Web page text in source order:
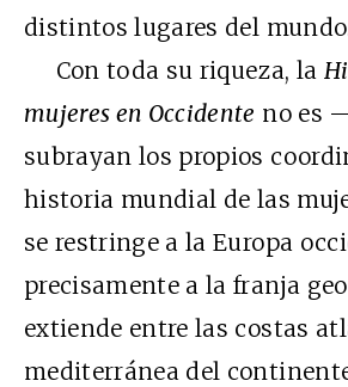
distintos lugares del
Con toda su riqueza, la
mujeres en Occidente no es
subrayan los propios
historia mundial de las
se restringe a la Europa
precisamente a la franja
extiende entre las costas
mediterránea del